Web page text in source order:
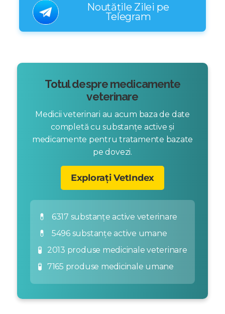
Noutățile Zilei pe
Telegram
Totul despre medicamente
veterinare
Medicii veterinari au acum baza de date
completă cu substanțe active și
medicamente pentru tratamente bazate
pe dovezi.
Explorați VetIndex
💊 6317 substanțe active veterinare
💊 5496 substanțe active umane
🧪 2013 produse medicinale veterinare
🧪 7165 produse medicinale umane